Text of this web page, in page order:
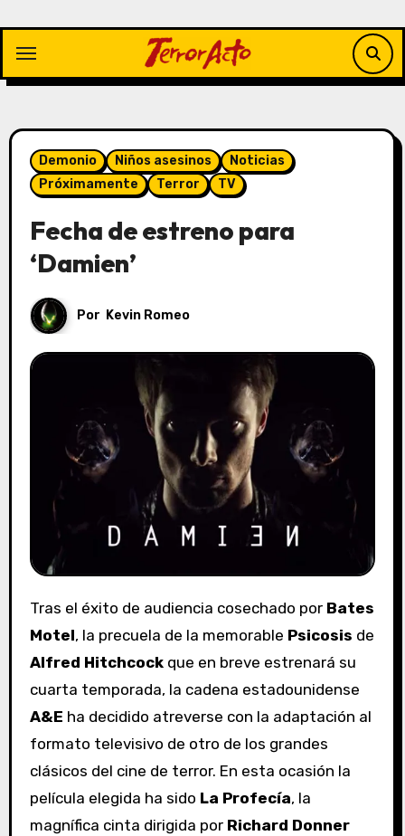
contenido
Demonio Niños asesinos
Noticias
Próximamente
Terror TV
Fecha de estreno para
‘Damien’
Por Kevin Romeo
Tras el éxito de audiencia cosechado por Bates
Motel, la precuela de la memorable Psicosis de
Alfred Hitchcockque en breve estrenará su
cuarta temporada, la cadena estadounidense
A&E ha decidido atreverse con la adaptación al
formato televisivo de otro de los grandes
clásicos del cine de terror. En esta ocasión la
película elegida ha sido La Profecía, la
magnífica cinta dirigida por Richard Donner